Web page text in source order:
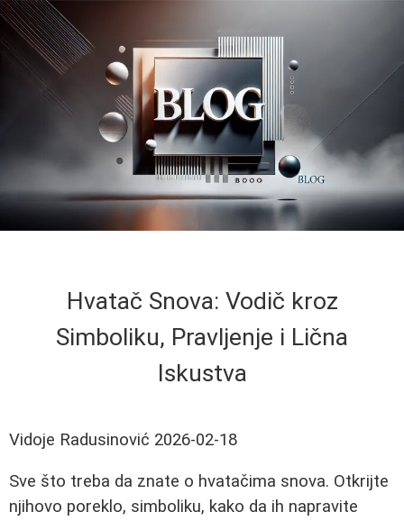
Hvatač Snova: Vodič kroz
Simboliku, Pravljenje i Lična
Iskustva
Vidoje Radusinović 2026-02-18
Sve što treba da znate o hvatačima snova. Otkrijte
njihovo poreklo, simboliku, kako da ih napravite